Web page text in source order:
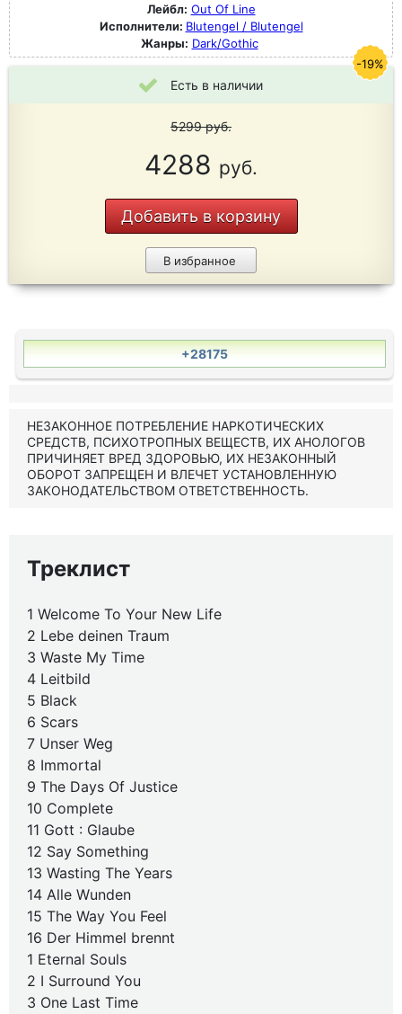
Лейбл: Out Of Line
Исполнители: Blutengel / Blutengel
Жанры: Dark/Gothic
Есть в наличии
5299руб.
4288 руб.
Добавить в корзину
В избранное
-19%
+28175
НЕЗАКОННОЕ ПОТРЕБЛЕНИЕ НАРКОТИЧЕСКИХ
СРЕДСТВ, ПСИХОТРОПНЫХ ВЕЩЕСТВ, ИХ АНОЛОГОВ
ПРИЧИНЯЕТ ВРЕД ЗДОРОВЬЮ, ИХ НЕЗАКОННЫЙ
ОБОРОТ ЗАПРЕЩЕН И ВЛЕЧЕТ УСТАНОВЛЕННУЮ
ЗАКОНОДАТЕЛЬСТВОМ ОТВЕТСТВЕННОСТЬ.
Треклист
1 Welcome To Your New Life
2 Lebe deinen Traum
3 Waste My Time
4 Leitbild
5 Black
6 Scars
7 Unser Weg
8 Immortal
9 The Days Of Justice
10 Complete
11 Gott : Glaube
12 Say Something
13 Wasting The Years
14 Alle Wunden
15 The Way You Feel
16 Der Himmel brennt
1 Eternal Souls
2 I Surround You
3 One Last Time